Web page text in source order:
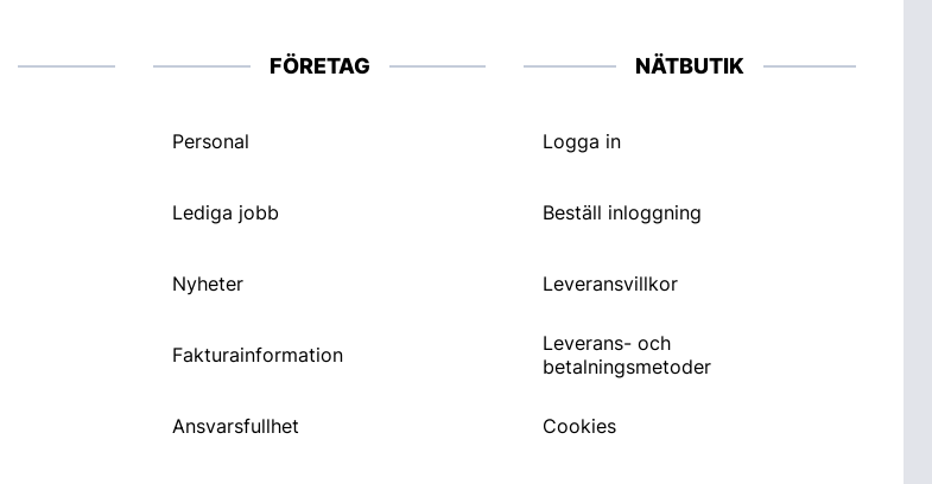
FÖRETAG
Personal
Lediga jobb
Nyheter
Fakturainformation
Ansvarsfullhet
NÄTBUTIK
Logga in
Beställ inloggning
Leveransvillkor
Leverans- och
betalningsmetoder
Cookies